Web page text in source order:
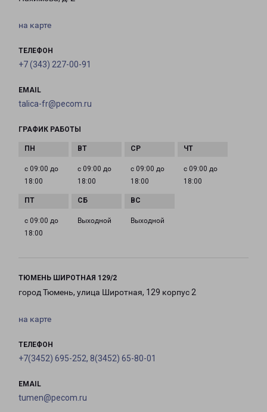
на карте
ТЕЛЕФОН
+7 (343) 227-00-91
EMAIL
talica-fr@pecom.ru
ГРАФИК РАБОТЫ
с 09:00 до
18:00
с 09:00 до
18:00
с 09:00 до
18:00
с 09:00 до
18:00
с 09:00 до
18:00
Выходной Выходной
ТЮМЕНЬ ШИРОТНАЯ 129/2
город Тюмень, улица Широтная, 129 корпус 2
на карте
ТЕЛЕФОН
+7(3452) 695-252, 8(3452) 65-80-01
EMAIL
tumen@pecom.ru